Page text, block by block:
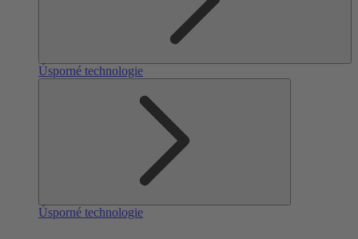
Úsporné technologie
Úsporné technologie